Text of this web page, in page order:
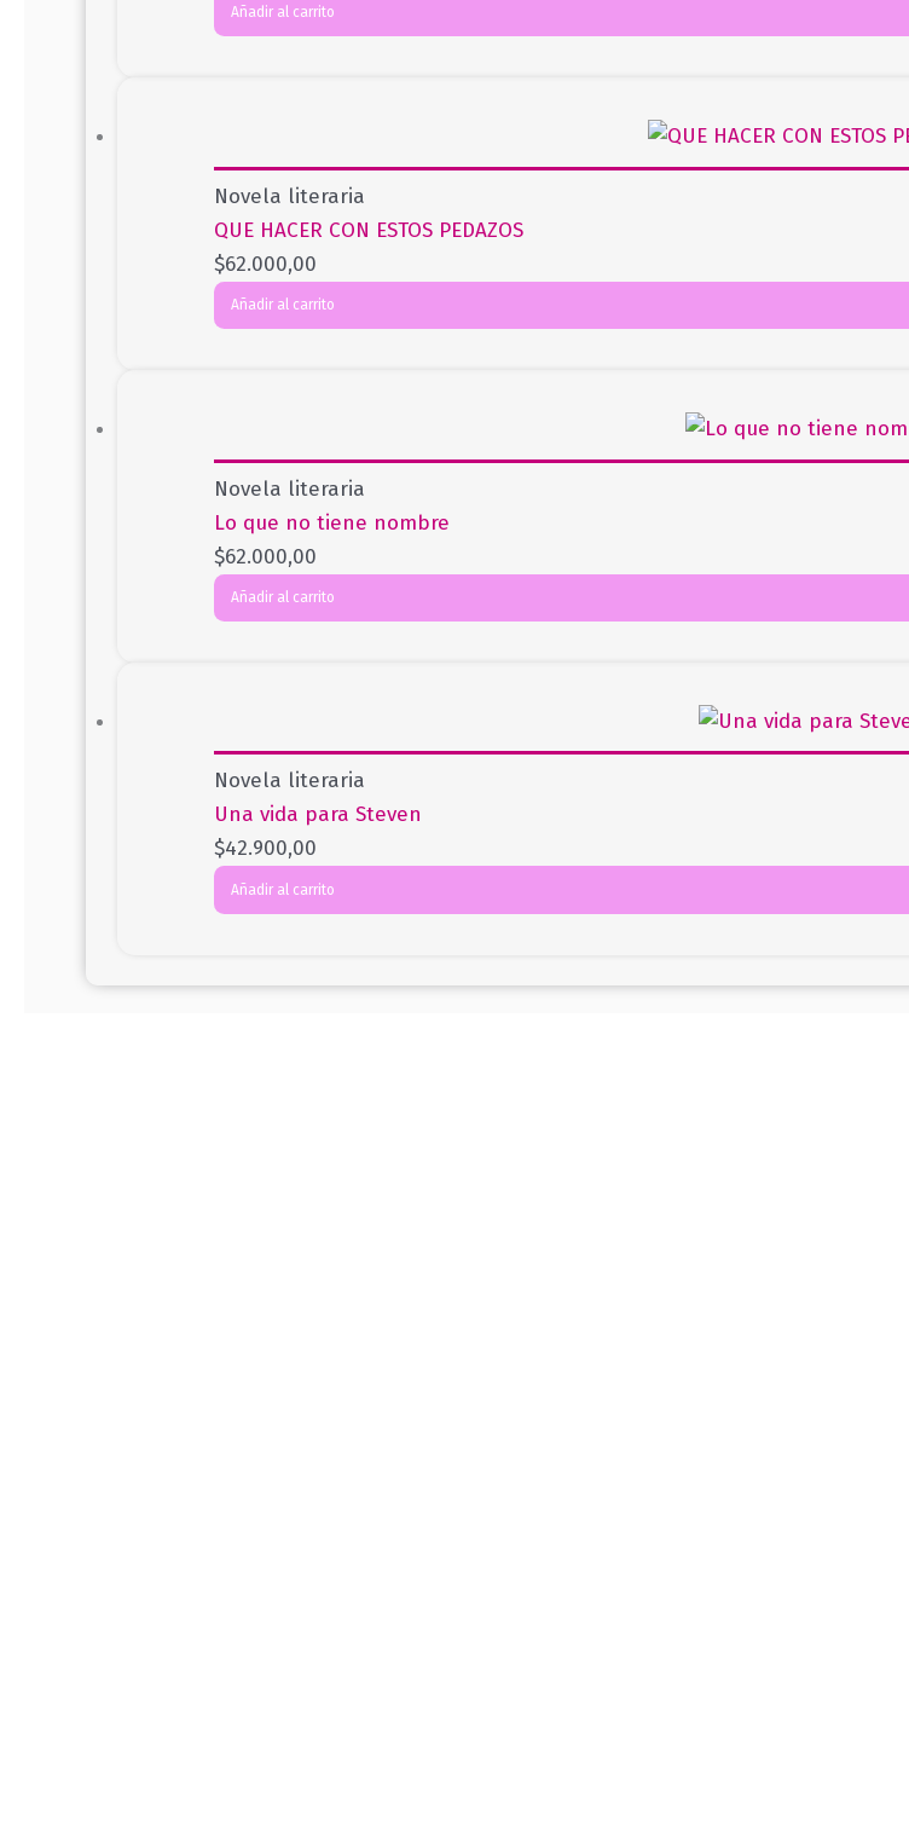
Añadir al carrito
Novela literaria
QUE HACER CON ESTOS PEDAZOS
$62.000,00
Añadir al carrito
Novela literaria
Lo que no tiene nombre
$62.000,00
Añadir al carrito
Novela literaria
Una vida para Steven
$42.900,00
Añadir al carrito